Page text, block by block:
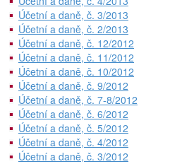
Účetní a daně, č. 3/2013
Účetní a daně, č. 2/2013
Účetní a daně, č. 12/2012
Účetní a daně, č. 11/2012
Účetní a daně, č. 10/2012
Účetní a daně, č. 9/2012
Účetní a daně, č. 7-8/2012
Účetní a daně, č. 6/2012
Účetní a daně, č. 5/2012
Účetní a daně, č. 4/2012
Účetní a daně, č. 3/2012